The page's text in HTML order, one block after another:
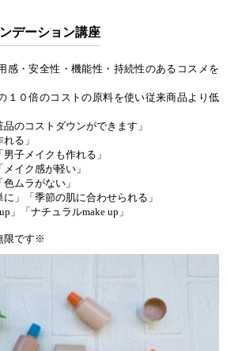
デーション講座
・安全性・機能性・持続性のあるコスメを
１０倍のコストの原料を使い従来商品より低
のコストダウンができます」
る」
子メイクも作れる」
イク感が軽い」
ムラがない」
」「季節の肌に合わせられる」
」「ナチュラルmake up」
限です※